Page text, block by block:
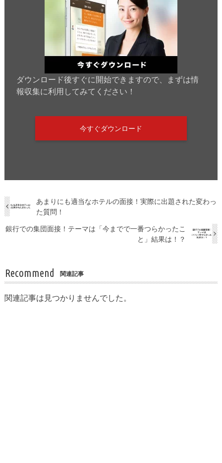
ダウンロード後すぐに開始できますので、まずは情
報収集に利用してみてください！
今すぐダウンロード
あまりにも適当なホテルの面接！実際に出題された変わっ
た質問！
銀行での集団面接！テーマは「今までで一番つらかったこ
と」結果は！？
Recommend 関連記事
関連記事は見つかりませんでした。